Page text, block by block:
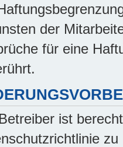
der
für eine
ist